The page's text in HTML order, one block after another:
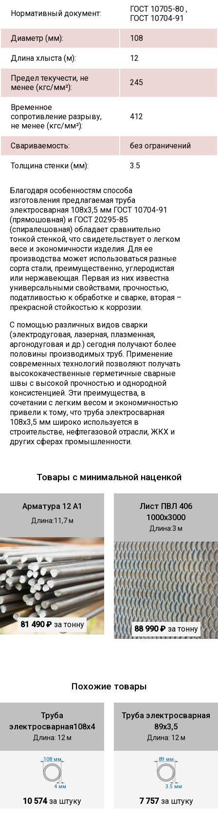
Нормативный документ:
ГОСТ 10705-80 ,
ГОСТ 10704-91
Диаметр (мм): 108
Длина хлыста (м): 12
Предел текучести, не
менее (кгс/мм²):
245
Временное
сопротивление разрыву,
не менее (кгс/мм²):
412
Свариваемость: без ограничений
Толщина стенки (мм): 3.5
Благодаря особенностям способа
изготовления предлагаемая труба
электросварная 108х3,5 мм ГОСТ 10704-91
(прямошовная) и ГОСТ 20295-85
(спиралешовная) обладает сравнительно
тонкой стенкой, что свидетельствует о легком
весе и экономичности изделия. Для ее
производства может использоваться разные
сорта стали, преимущественно, углеродистая
или нержавеющая. Первая из них известна
универсальными свойствами, прочностью,
податливостью к обработке и сварке, вторая –
прекрасной стойкостью к коррозии.
С помощью различных видов сварки
(электродуговая, лазерная, плазменная,
аргонодуговая и др.) сегодня получают более
половины производимых труб. Применение
современных технологий позволяют получать
высококачественные герметичные сварные
швы с высокой прочностью и однородной
консистенцией. Эти преимущества, в
сочетании с легким весом и экономичностью
привели к тому, что труба электросварная
108х3,5 мм широко используется в
строительстве, нефтегазовой отрасли, ЖКХ и
других сферах промышленности.
Товары с минимальной наценкой
Арматура 12 А1
Длина 11,7
81 490 ₽ за тонну
Лист ПВЛ 406
1000х3000
Длина 3
88 990 ₽ за тонну
Похожие товары
Труба
электросварная108х4
Длина: 12 м
108 мм
4 мм
10 574 за штуку
Труба электросварная
89х3,5
Длина: 12 м
89 мм
3.5 мм
7 757 за штуку